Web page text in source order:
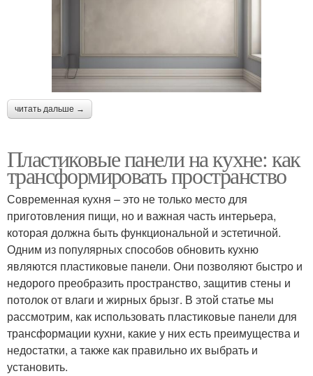
читать дальше →
Пластиковые панели на кухне: как
трансформировать пространство
Современная кухня – это не только место для
приготовления пищи, но и важная часть интерьера,
которая должна быть функциональной и эстетичной.
Одним из популярных способов обновить кухню
являются пластиковые панели. Они позволяют быстро и
недорого преобразить пространство, защитив стены и
потолок от влаги и жирных брызг. В этой статье мы
рассмотрим, как использовать пластиковые панели для
трансформации кухни, какие у них есть преимущества и
недостатки, а также как правильно их выбрать и
установить.